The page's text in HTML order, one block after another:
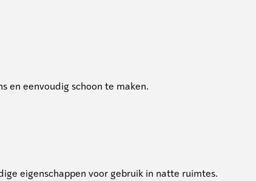
en eenvoudig schoon te maken.
eigenschappen voor gebruik in natte ruimtes.